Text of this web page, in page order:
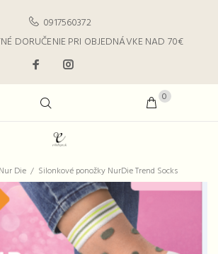
0917560372
DORUČENIE PRI OBJEDNÁVKE NAD 70€
0
Nur Die Silonkové ponožky NurDie Trend Socks